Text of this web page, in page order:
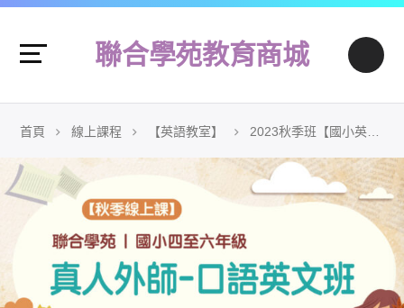
聯合學苑教育商城
首頁 線上課程 【英語教室】 2023秋季班【國小英文】真人外師-口語英文班 (線上課)